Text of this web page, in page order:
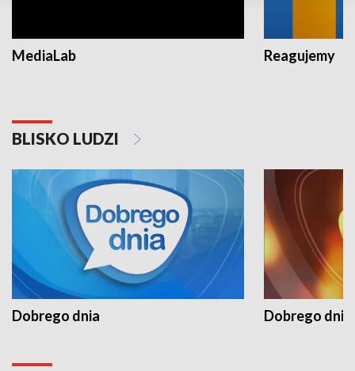
MediaLab Reagujemy
BLISKO LUDZI
Dobrego dnia Dobrego dnia